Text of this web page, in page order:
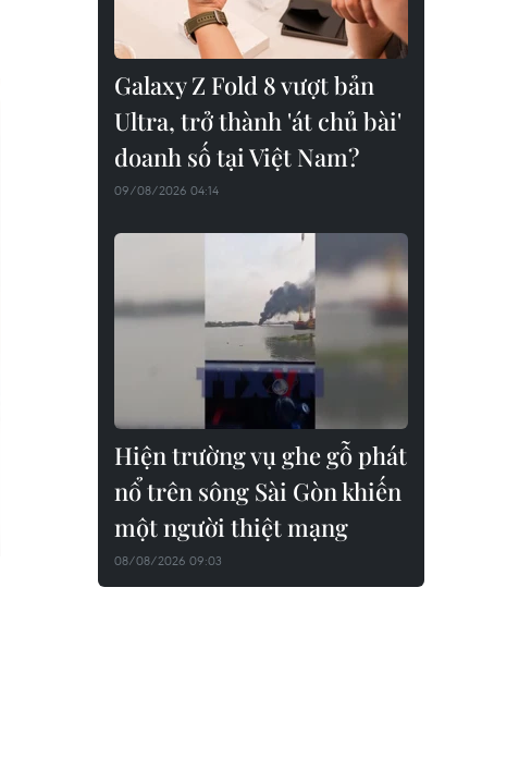
Galaxy Z Fold 8 vượt bản
Ultra, trở thành 'át chủ bài'
doanh số tại Việt Nam?
09/08/2026 04:14
Hiện trường vụ ghe gỗ phát
nổ trên sông Sài Gòn khiến
một người thiệt mạng
08/08/2026 09:03